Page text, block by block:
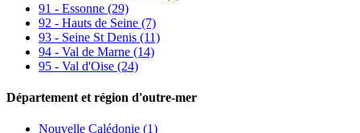
91 - Essonne (29)
92 - Hauts de Seine (7)
93 - Seine St Denis (11)
94 - Val de Marne (14)
95 - Val d'Oise (24)
Département et région d'outre-mer
Nouvelle Calédonie (1)